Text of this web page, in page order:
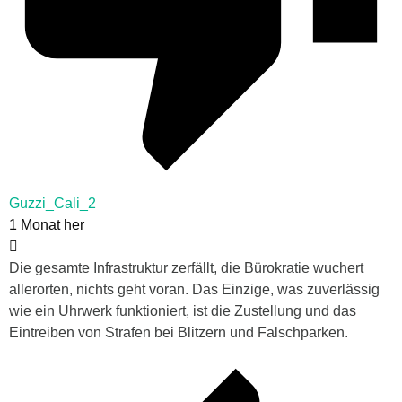
Guzzi_Cali_2
1 Monat her
Die gesamte Infrastruktur zerfällt, die Bürokratie wuchert
allerorten, nichts geht voran. Das Einzige, was zuverlässig
wie ein Uhrwerk funktioniert, ist die Zustellung und das
Eintreiben von Strafen bei Blitzern und Falschparken.